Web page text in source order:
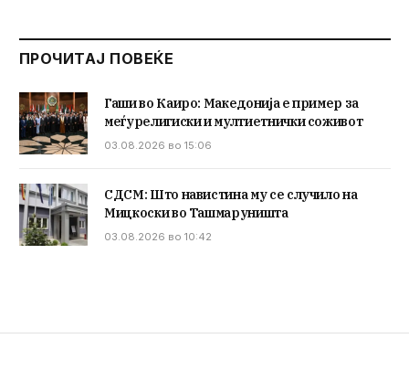
ПРОЧИТАЈ ПОВЕЌЕ
Гаши во Каиро: Македонија е пример за
меѓурелигиски и мултиетнички соживот
03.08.2026 во 15:06
СДСМ: Што навистина му се случило на
Мицкоски во Ташмаруништа
03.08.2026 во 10:42